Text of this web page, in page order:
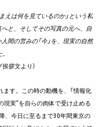
えは何を見ているのか」という私
と、そしてその写真の元へ、自
間の営みの「今」を、現実の自然
拶文より）
す。この時の動機を、「情報化
現実”を自らの肉体で受け止める
、今日に至るまで30年間東京の